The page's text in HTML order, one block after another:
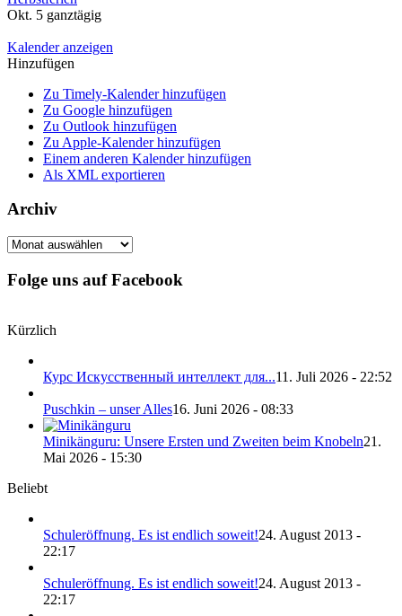
Okt. 5 ganztägig
Kalender anzeigen
Hinzufügen
Zu Timely-Kalender hinzufügen
Zu Google hinzufügen
Zu Outlook hinzufügen
Zu Apple-Kalender hinzufügen
Einem anderen Kalender hinzufügen
Als XML exportieren
Archiv
Archiv
Folge uns auf Facebook
Kürzlich
Курс Искусственный интеллект для...11. Juli 2026 - 22:52
Puschkin – unser Alles16. Juni 2026 - 08:33
Minikänguru: Unsere Ersten und Zweiten beim Knobeln21.
Mai 2026 - 15:30
Beliebt
Schuleröffnung. Es ist endlich soweit!24. August 2013 -
22:17
Schuleröffnung. Es ist endlich soweit!24. August 2013 -
22:17